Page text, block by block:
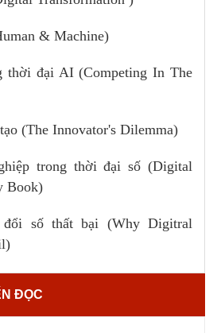
& Machine)
thời đại AI (Competing In The
(The Innovator's Dilemma)
trong thời đại số (Digital
Book)
số thất bại (Why Digitral
ĐỌC